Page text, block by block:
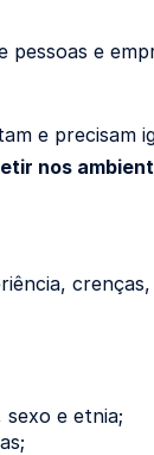
e
e precisam
nos
sexo e etnia;